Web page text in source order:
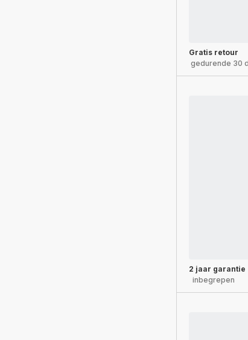
Gratis retour
gedurende 30
2 jaar garantie
inbegrepen